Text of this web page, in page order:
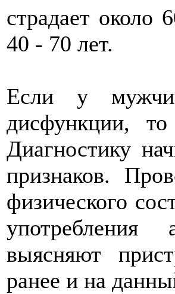
страдает около
40 - 70 лет.
Если у
дисфункции,
Диагностику
признаков.
физического
выясняют
ранее и на